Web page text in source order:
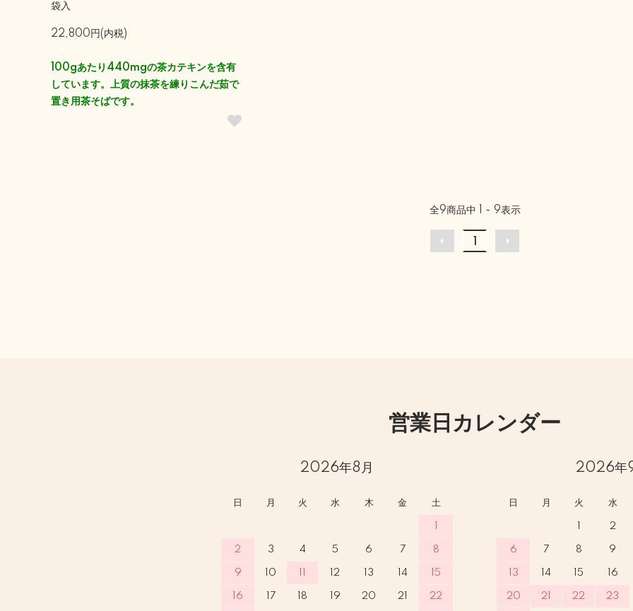
袋入
22,800円(内税)
100gあたり440mgの茶カテキンを含有
しています。上質の抹茶を練りこんだ茹で
置き用茶そばです。
全9商品中 1 - 9表示
営業日カレンダー
2026年8月
日 月 火 水 木 金 土
2 3 4 5 6 7 8
9 10 12 13 14 15
16 17 18 19 20 21 22
2026年
日 月 火 水
2
6 7 8 9
13 14 15 16
20 21 22 23